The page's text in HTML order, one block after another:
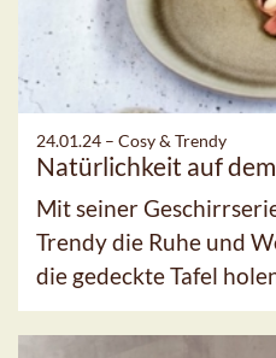
24.01.24 – Cosy & Trendy
Natürlichkeit auf
Mit seiner
Trendy die Ruhe und
die gedeckte Tafel